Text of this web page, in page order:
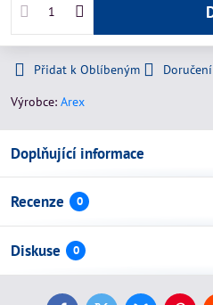
Přidat k Oblíbeným
Doručení
Výrobce: Arex
Doplňující informace
Recenze 0
Diskuse 0